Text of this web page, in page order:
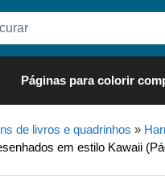
Páginas para colorir
de livros e quadrinhos »
em estilo Kawaii